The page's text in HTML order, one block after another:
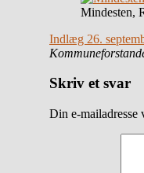
Mindesten,
Indlæg 26.
Skriv et svar
Din e-